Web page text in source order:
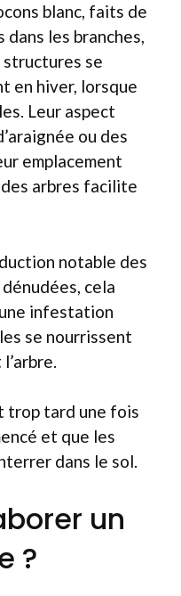
blanc, faits de
les branches,
structures se
en hiver, lorsque
Leur aspect
ou des
emplacement
arbres facilite
notable des
cela
infestation
se nourrissent
trop tard une fois
et que les
dans le sol.
un
?